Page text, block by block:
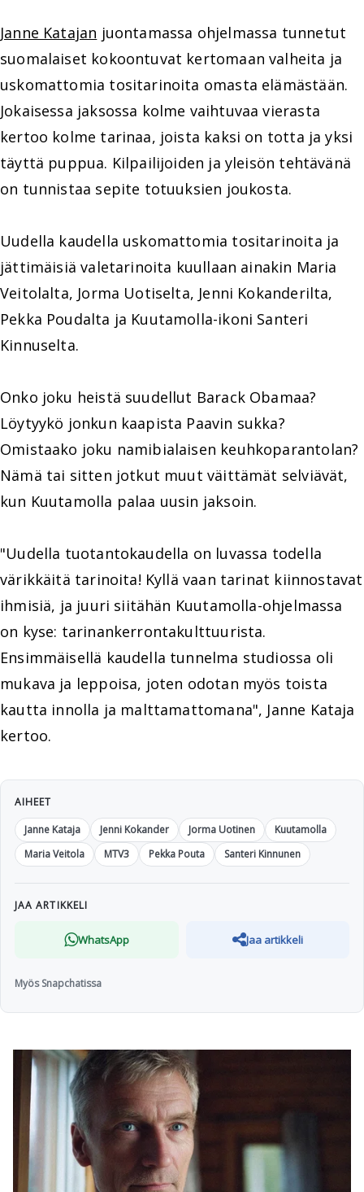
Janne Katajan juontamassa ohjelmassa tunnetut
suomalaiset kokoontuvat kertomaan valheita ja
uskomattomia tositarinoita omasta elämästään.
Jokaisessa jaksossa kolme vaihtuvaa vierasta
kertoo kolme tarinaa, joista kaksi on totta ja yksi
täyttä puppua. Kilpailijoiden ja yleisön tehtävänä
on tunnistaa sepite totuuksien joukosta.
Uudella kaudella uskomattomia tositarinoita ja
jättimäisiä valetarinoita kuullaan ainakin Maria
Veitolalta, Jorma Uotiselta, Jenni Kokanderilta,
Pekka Poudalta ja Kuutamolla-ikoni Santeri
Kinnuselta.
Onko joku heistä suudellut Barack Obamaa?
Löytyykö jonkun kaapista Paavin sukka?
Omistaako joku namibialaisen keuhkoparantolan?
Nämä tai sitten jotkut muut väittämät selviävät,
kun Kuutamolla palaa uusin jaksoin.
"Uudella tuotantokaudella on luvassa todella
värikkäitä tarinoita! Kyllä vaan tarinat kiinnostavat
ihmisiä, ja juuri siitähän Kuutamolla-ohjelmassa
on kyse: tarinankerrontakulttuurista.
Ensimmäisellä kaudella tunnelma studiossa oli
mukava ja leppoisa, joten odotan myös toista
kautta innolla ja malttamattomana", Janne Kataja
kertoo.
AIHEET
Janne Kataja
Jenni Kokander Jorma Uotinen
Kuutamolla
Maria Veitola
MTV3 Pekka Pouta Santeri Kinnunen
JAA ARTIKKELI
WhatsApp Jaa artikkeli
Myös Snapchatissa